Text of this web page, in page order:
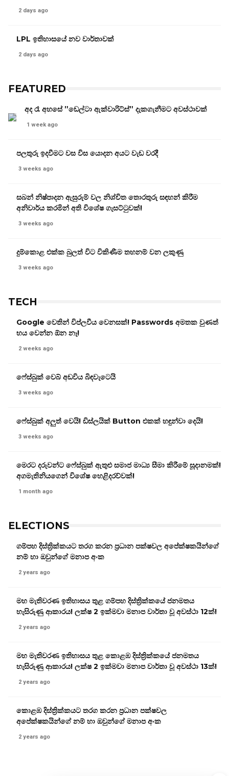
2 days ago
LPL ඉතිහාසයේ නව වාර්තාවක්
2 days ago
FEATURED
අද රෑ අහසේ ”ඩෙල්ටා ඇක්වාරිට්ස්” දැකගැනීමට අවස්ථාවක්
1 week ago
පලතුරු ඉදවීමට වස විස යොදන අයට වැඩ වරදී
3 weeks ago
සබන් නිෂ්පාදන ඇසුරුම් වල නිශ්චිත තොරතුරු සඳහන් කිරීම
අනිවාර්ය කරමින් අති විශේෂ ගැසට්ටුවක්!
3 weeks ago
දුම්කොළ එක්ක බුලත් විට විකිණීම තහනම් වන ලකුණු
3 weeks ago
TECH
Google වෙතින් විප්ලවීය වෙනසක්! Passwords අමතක වුණත්
භය වෙන්න ඕන නෑ!
2 weeks ago
ෆේස්බුක් වෙබ් අඩවිය බිඳවැටෙයි
3 weeks ago
ෆේස්බුක් අලුත් වෙයි! ඩිස්ලයික් Button එකක් හඳුන්වා දෙයි!
3 weeks ago
මෙරට දරුවන්ට ෆේස්බුක් ඇතුළු සමාජ මාධ්‍ය සීමා කිරීමේ සූදානමක්!
අගමැතිනියගෙන් විශේෂ හෙළිදරව්වක්!
1 month ago
ELECTIONS
ගම්පහ දිස්ත්‍රික්කයට තරග කරන ප්‍රධාන පක්ෂවල අපේක්ෂකයින්ගේ
නම් හා ඔවුන්ගේ මනාප අංක
2 years ago
මහ මැතිවරණ ඉතිහාසය තුළ ගම්පහ දිස්ත්‍රික්කයේ ජනමතය
හැසිරුණු ආකාරය! ලක්ෂ 2 ඉක්මවා මනාප වාර්තා වූ අවස්ථා 12ක්!
2 years ago
මහ මැතිවරණ ඉතිහාසය තුළ කොළඹ දිස්ත්‍රික්කයේ ජනමතය
හැසිරුණු ආකාරය! ලක්ෂ 2 ඉක්මවා මනාප වාර්තා වූ අවස්ථා 13ක්!
2 years ago
කොළඹ දිස්ත්‍රික්කයට තරග කරන ප්‍රධාන පක්ෂවල
අපේක්ෂකයින්ගේ නම් හා ඔවුන්ගේ මනාප අංක
2 years ago